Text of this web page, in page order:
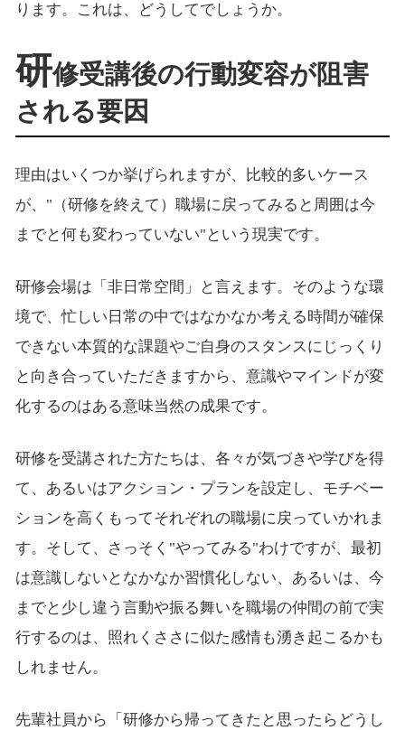
ります。これは、どうしてでしょうか。
研修受講後の行動変容が阻害
される要因
理由はいくつか挙げられますが、比較的多いケース
が、"（研修を終えて）職場に戻ってみると周囲は今
までと何も変わっていない"という現実です。
研修会場は「非日常空間」と言えます。そのような環
境で、忙しい日常の中ではなかなか考える時間が確保
できない本質的な課題やご自身のスタンスにじっくり
と向き合っていただきますから、意識やマインドが変
化するのはある意味当然の成果です。
研修を受講された方たちは、各々が気づきや学びを得
て、あるいはアクション・プランを設定し、モチベー
ションを高くもってそれぞれの職場に戻っていかれま
す。そして、さっそく"やってみる"わけですが、最初
は意識しないとなかなか習慣化しない、あるいは、今
までと少し違う言動や振る舞いを職場の仲間の前で実
行するのは、照れくささに似た感情も湧き起こるかも
しれません。
先輩社員から「研修から帰ってきたと思ったらどうし